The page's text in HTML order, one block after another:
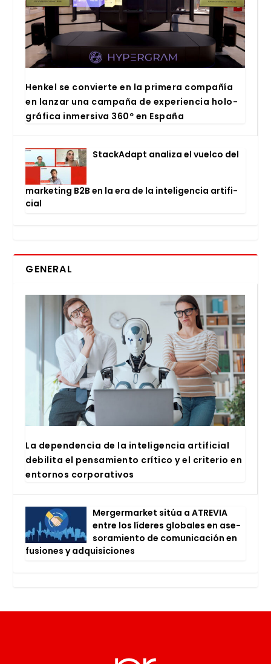
Hen­kel se con­vier­te en la pri­me­ra com­pa­ñía
en lan­zar una cam­pa­ña de expe­rien­cia holo­
grá­fi­ca inmer­si­va 360º en Espa­ña
Stac­kA­dapt ana­li­za el vuel­co del
mar­ke­ting B2B en la era de la inte­li­gen­cia arti­fi­
cial
GENERAL
La depen­den­cia de la inte­li­gen­cia arti­fi­cial
debi­li­ta el pen­sa­mien­to crí­ti­co y el cri­te­rio en
entor­nos cor­po­ra­ti­vos
Mer­ger­mar­ket sitúa a ATRE­VIA
entre los líde­res glo­ba­les en ase­
so­ra­mien­to de comu­ni­ca­ción en
fusio­nes y adqui­si­cio­nes